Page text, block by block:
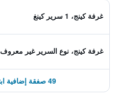
غرفة كينج، 1 سرير كينغ
غرفة كينج، نوع السرير غير معروف
49 صفقة إضافية ابتداءً من 279 ﷼